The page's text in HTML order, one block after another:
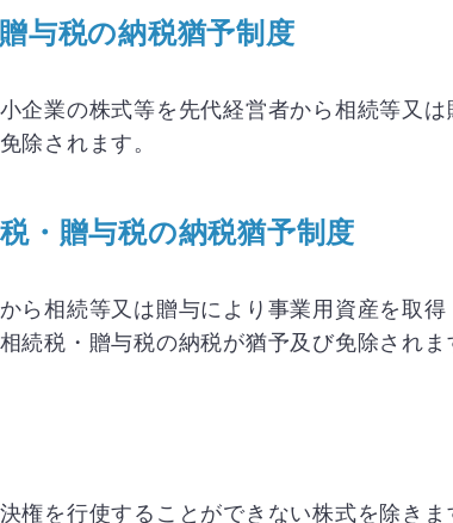
与税の納税猶予制度
企業の株式等を先代経営者から相続等又
除されます。
・贈与税の納税猶予制度
ら相続等又は贈与により事業用資産を取得
続税・贈与税の納税が猶予及び免除されま
を行使することができない株式を除きま